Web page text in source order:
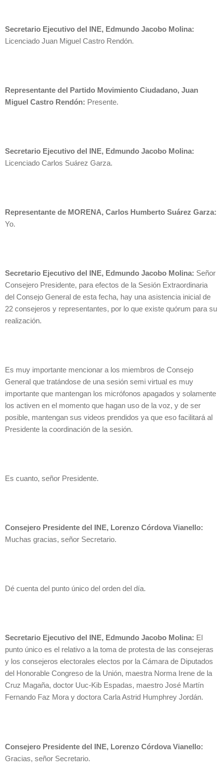
Secretario Ejecutivo del INE, Edmundo Jacobo Molina:
Licenciado Juan Miguel Castro Rendón.
Representante del Partido Movimiento Ciudadano, Juan
Miguel Castro Rendón: Presente.
Secretario Ejecutivo del INE, Edmundo Jacobo Molina:
Licenciado Carlos Suárez Garza.
Representante de MORENA, Carlos Humberto Suárez Garza:
Yo.
Secretario Ejecutivo del INE, Edmundo Jacobo Molina: Señor
Consejero Presidente, para efectos de la Sesión Extraordinaria
del Consejo General de esta fecha, hay una asistencia inicial de
22 consejeros y representantes, por lo que existe quórum para su
realización.
Es muy importante mencionar a los miembros de Consejo
General que tratándose de una sesión semi virtual es muy
importante que mantengan los micrófonos apagados y solamente
los activen en el momento que hagan uso de la voz, y de ser
posible, mantengan sus videos prendidos ya que eso facilitará al
Presidente la coordinación de la sesión.
Es cuanto, señor Presidente.
Consejero Presidente del INE, Lorenzo Córdova Vianello:
Muchas gracias, señor Secretario.
Dé cuenta del punto único del orden del día.
Secretario Ejecutivo del INE, Edmundo Jacobo Molina: El
punto único es el relativo a la toma de protesta de las consejeras
y los consejeros electorales electos por la Cámara de Diputados
del Honorable Congreso de la Unión, maestra Norma Irene de la
Cruz Magaña, doctor Uuc-Kib Espadas, maestro José Martín
Fernando Faz Mora y doctora Carla Astrid Humphrey Jordán.
Consejero Presidente del INE, Lorenzo Córdova Vianello:
Gracias, señor Secretario.